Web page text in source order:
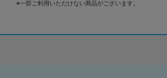
※一部ご利用いただけない商品がございます。